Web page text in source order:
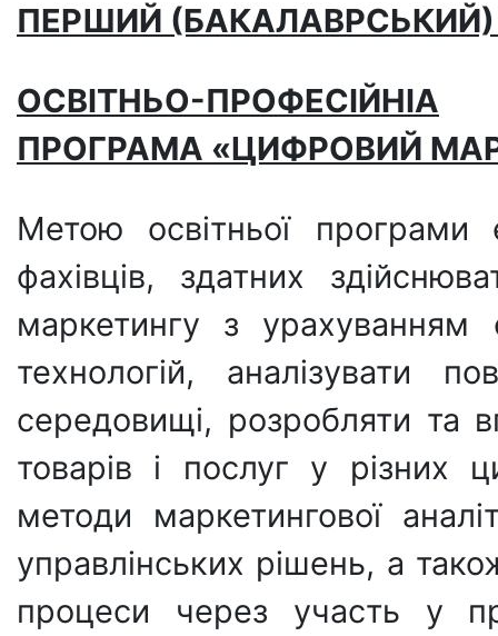
ПЕРШИЙ
ОСВІТНЬО-ПРОФЕСІЙНІА
ПРОГРАМА «ЦИФРОВИЙ
Метою освітньої програми
фахівців, здатних
маркетингу з урахуванням
технологій, аналізувати
середовищі, розробляти та
товарів і послуг у різних
методи маркетингової
управлінських рішень, а
процеси через участь у